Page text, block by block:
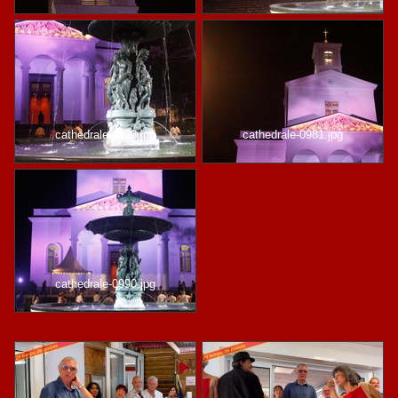
cathedrale-0993.jpg cathedrale-0981.jpg
cathedrale-0990.jpg